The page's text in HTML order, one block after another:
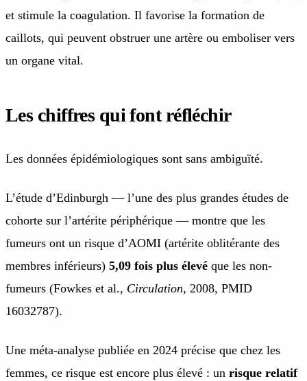
et stimule la coagulation. Il favorise la formation de
caillots, qui peuvent obstruer une artère ou emboliser vers
un organe vital.
Les chiffres qui font réfléchir
Les données épidémiologiques sont sans ambiguïté.
L’étude d’Edinburgh — l’une des plus grandes études de
cohorte sur l’artérite périphérique — montre que les
fumeurs ont un risque d’AOMI (artérite oblitérante des
membres inférieurs) 5,09 fois plus élevé que les non-
fumeurs (Fowkes et al., Circulation, 2008, PMID
16032787).
Une méta-analyse publiée en 2024 précise que chez les
femmes, ce risque est encore plus élevé : un risque relatif